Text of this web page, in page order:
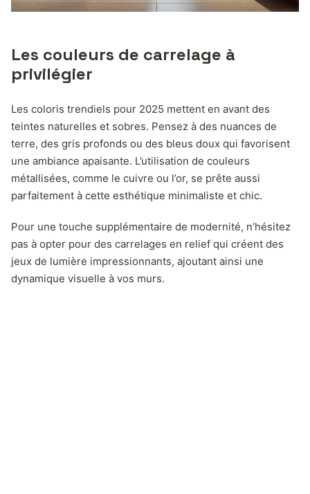
Les couleurs de carrelage à
privilégier
Les coloris trendiels pour 2025 mettent en avant des
teintes naturelles et sobres. Pensez à des nuances de
terre, des gris profonds ou des bleus doux qui favorisent
une ambiance apaisante. L’utilisation de couleurs
métallisées, comme le cuivre ou l’or, se prête aussi
parfaitement à cette esthétique minimaliste et chic.
Pour une touche supplémentaire de modernité, n’hésitez
pas à opter pour des carrelages en relief qui créent des
jeux de lumière impressionnants, ajoutant ainsi une
dynamique visuelle à vos murs.